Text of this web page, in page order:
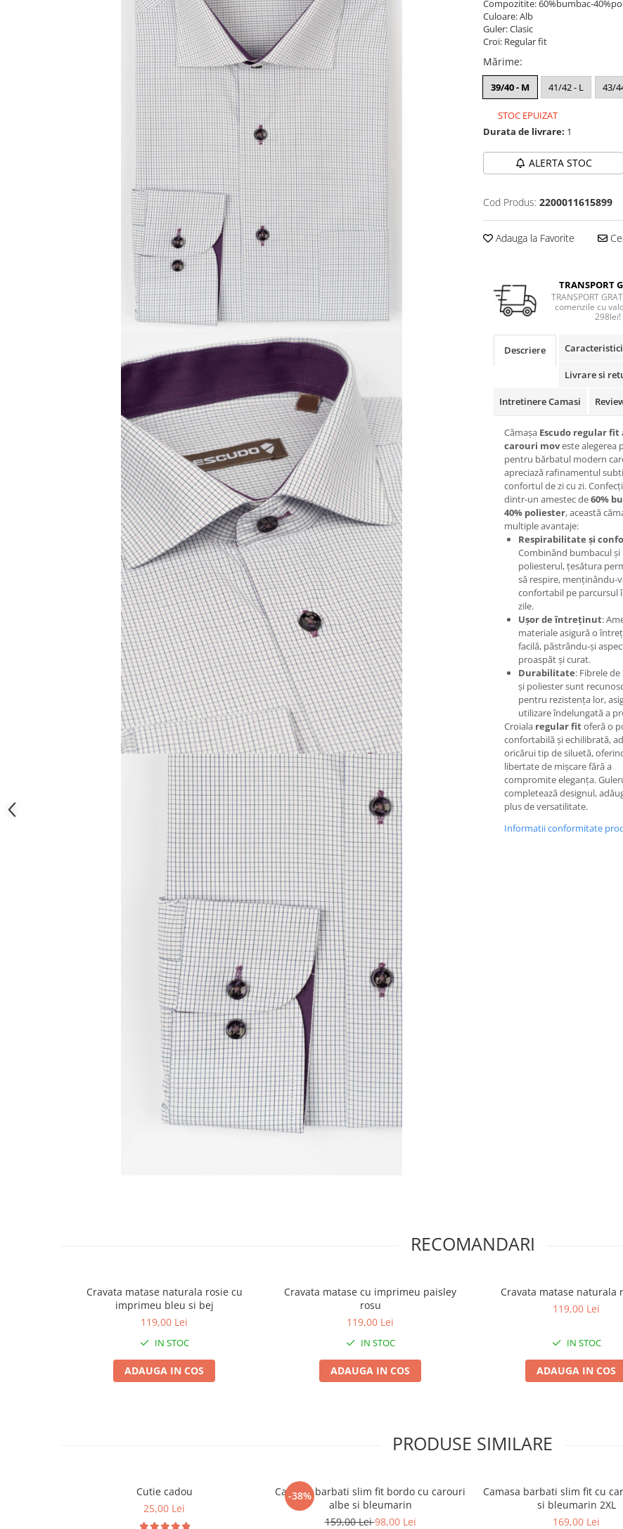
Compozitite: 60%bumbac-
Culoare: Alb
Guler: Clasic
Croi: Regular fit
Mărime:
39/40 - M 41/42 - L 43/
STOC EPUIZAT
Durata de livrare: 1
ALERTA STOC
Cod Produs: 2200011615899
Adauga la Favorite
TRANSPORT
TRANSPORT
comenzile cu
298lei!
Descriere Caracteristici
Livrare si
Intretinere Camasi
Cămașa Escudo regular fit
carouri moveste alegerea
pentru bărbatul modern
apreciază rafinamentul
confortul de zi cu zi.
dintr-un amestec de60%
40% poliester, această
multiple avantaje:
Respirabilitate și
Combinând bumbacul și
poliesterul, țesătura
să respire, menținându-
confortabil pe parcursul
zile.
Ușor de întreținut:
materiale asigură o
facilă, păstrându-și
proaspăt și curat.
Durabilitate: Fibrele
și poliester sunt
pentru rezistența lor,
utilizare îndelungată a
Croiala regular fitoferă o
confortabilă și echilibrată,
oricărui tip de siluetă,
libertate de mișcare fără a
compromite eleganța.
completează designul,
plus de versatilitate.
Informatii conformitate
RECOMANDARI
Cravata matase naturala rosie cu
imprimeu bleu si bej
119,00 Lei
IN STOC
ADAUGA IN COS
Cravata matase cu imprimeu paisley
rosu
119,00 Lei
IN STOC
ADAUGA IN COS
Cravata matase naturala
119,00 Lei
IN STOC
ADAUGA IN COS
PRODUSE SIMILARE
Cutie cadou
25,00 Lei
-38%
Camasa barbati slim fit bordo cu carouri
albe si bleumarin
159,00 Lei98,00 Lei
Camasa barbati slim fit cu
si bleumarin 2XL
169,00 Lei